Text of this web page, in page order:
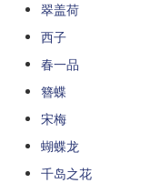
翠盖荷
西子
春一品
簪蝶
宋梅
蝴蝶龙
千岛之花